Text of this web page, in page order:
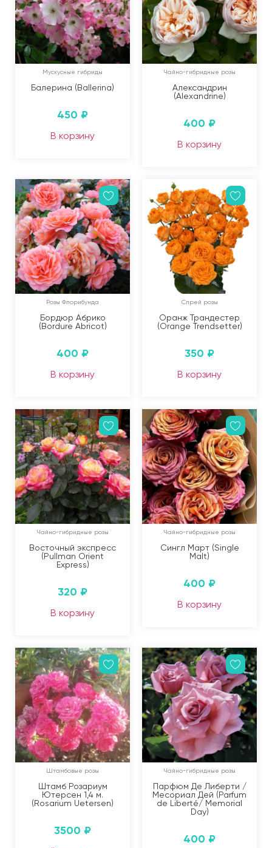
Мускусные гибриды
Балерина (Ballerina)
450 ₽
В корзину
Чайно-гибридные розы
Александрин
(Alexandrine)
400 ₽
В корзину
Розы Флорибунда
Бордюр Абрико
(Bordure Abricot)
400 ₽
В корзину
Спрей розы
Оранж Трандестер
(Orange Trendsetter)
350 ₽
В корзину
Чайно-гибридные розы
Восточный экспресс
(Pullman Orient
Express)
320 ₽
В корзину
Чайно-гибридные розы
Сингл Март (Single
Malt)
400 ₽
В корзину
Штамбовые розы
Штамб Розариум
Ютерсен 1,4 м.
(Rosarium Uetersen)
3500 ₽
Чайно-гибридные розы
Парфюм Де Либерти /
Месориал Дей (Parfum
de Liberté/ Memorial
Day)
400 ₽